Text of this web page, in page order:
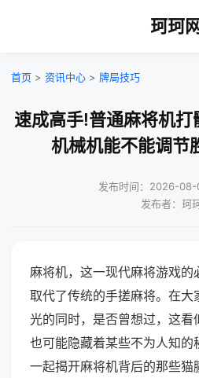
珂珂网
首页 > 资讯中心 > 牌局技巧
速成高手!普通麻将机打
机械机能不能调节
发布时间：2026-08-
发布者：珂
麻将机，这一现代麻将游戏的
取代了传统的手搓麻将。在大
光的同时，是否曾想过，这看
也可能隐藏着某些不为人知的
一起揭开麻将机背后的那些猫